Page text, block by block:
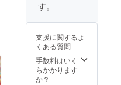
ショー
観覧
（ワイ
ン、
ビール
飲み放
テル、
ソカ•
シェム
リアッ
プへの
ご宿泊
ツサン
ドのお
土産】
⑤堀江
貴文と
猫ひろ
て】 ▼
ホテル
【ソカ•
シェム
リアッ
プリ
す。
支援に関するよ
くある質問
手数料はいく
らかかります
か？